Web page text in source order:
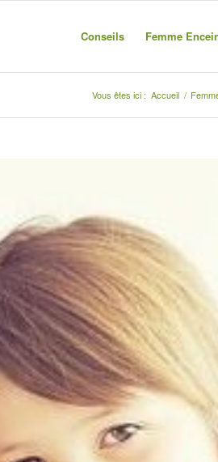
Conseils Femme
Vous êtes ici : Accueil /